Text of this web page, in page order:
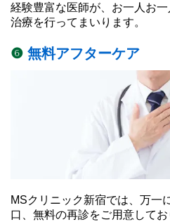
経験豊富な医師が、お一人お
治療を行ってまいります。
❻ 無料アフターケア
MSクリニック新宿では、万一
口、無料の再診をご用意してお